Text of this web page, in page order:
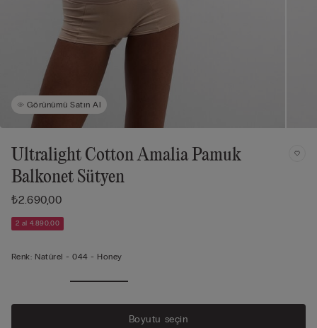
Görünümü Satın Al
Ultralight Cotton Amalia Pamuk
Balkonet Sütyen
₺2.690,00
2 al 4.890,00
Renk: Natürel -044 - Honey
Boyutu seçin